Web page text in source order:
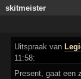
skitmeister
Uitspraak van
11:58:
Present, gaat een